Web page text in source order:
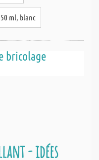
ml, blanc
bricolage
- idées